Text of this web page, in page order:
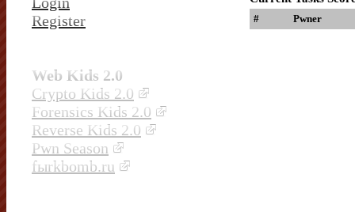
Register
Web Kids 2.0
Crypto Kids 2.0
Forensics Kids 2.0
Reverse Kids 2.0
Pwn Season
fыrkbomb.ru
# Pwner